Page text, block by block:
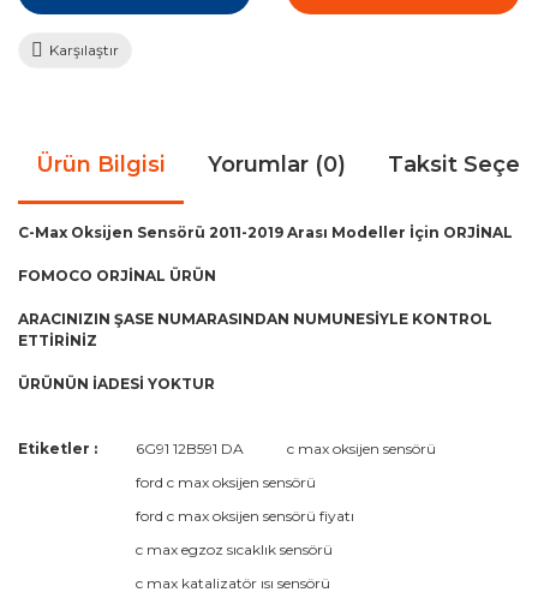
Karşılaştır
Ürün Bilgisi Yorumlar (0) Taksit
C-Max Oksijen Sensörü 2011-2019 Arası Modeller İçin ORJİNAL
FOMOCO ORJİNAL ÜRÜN
ARACINIZIN ŞASE NUMARASINDAN NUMUNESİYLE KONTROL
ETTİRİNİZ
ÜRÜNÜN İADESİ YOKTUR
Bu ürüne ilk yorumu siz yapın!
Yorum Yaz
Bu ürünün fiyat bilgisi, resim, ürün açıklamalarında ve diğer
kullanarak tarafımıza iletebilirsiniz.
Görüş ve önerileriniz için teşekkür ederiz.
Etiketler : 6G91 12B591 DA
c max oksijen sensörü
ford c max oksijen sensörü
ford c max oksijen sensörü fiyatı
c max egzoz sıcaklık sensörü
c max katalizatör ısı sensörü